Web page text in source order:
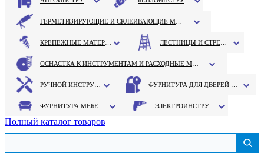
Полный каталог товаров